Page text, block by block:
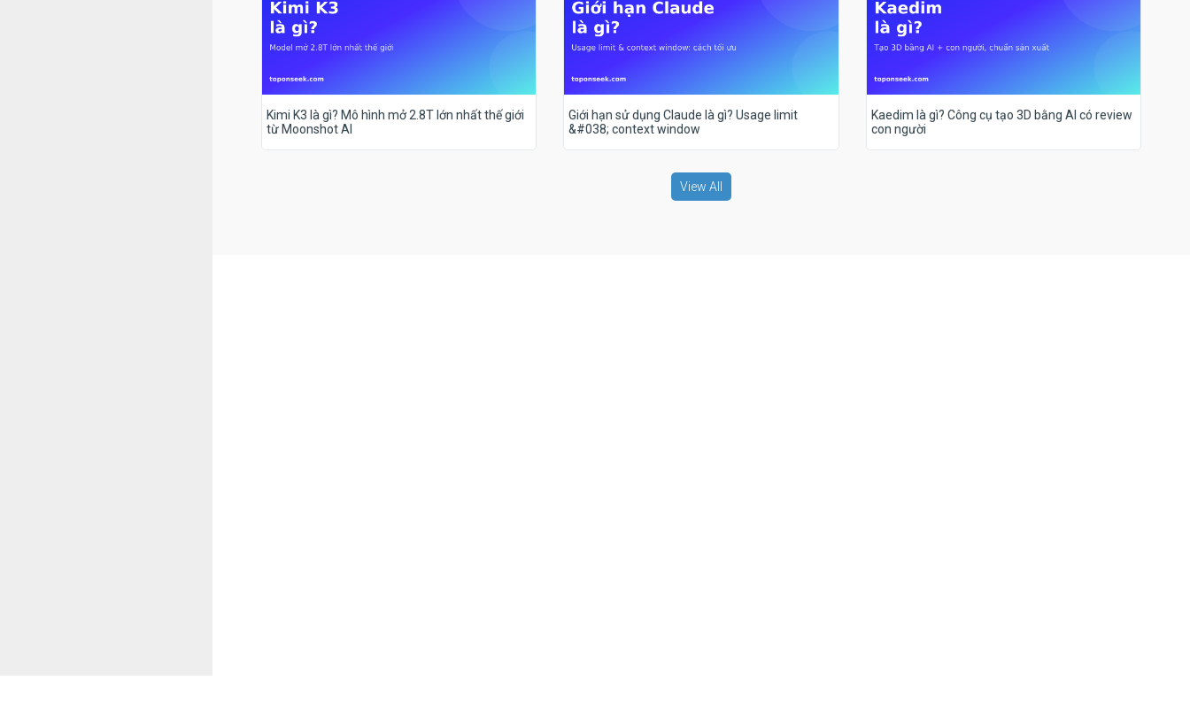
Kimi K3 là gì? Mô hình mở 2.8T lớn nhất thế giới
từ Moonshot AI
Giới hạn sử dụng Claude là gì? Usage limit
&#038; context window
Kaedim là gì? Công cụ tạo 3D bằng AI có review
con người
View All